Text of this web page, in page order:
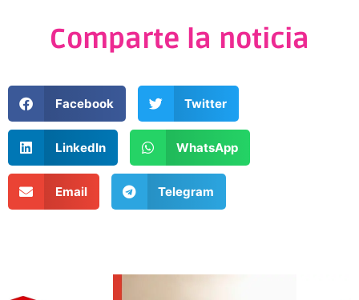
Comparte la noticia
Facebook Twitter
LinkedIn WhatsApp
Email Telegram